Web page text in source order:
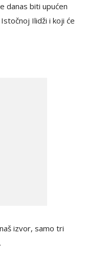
danas biti upućen
Ilidži i koji će
izvor, samo tri